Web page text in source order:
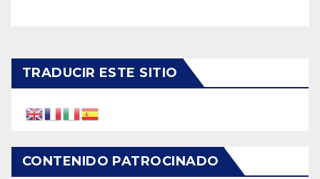
TRADUCIR ESTE SITIO
CONTENIDO PATROCINADO